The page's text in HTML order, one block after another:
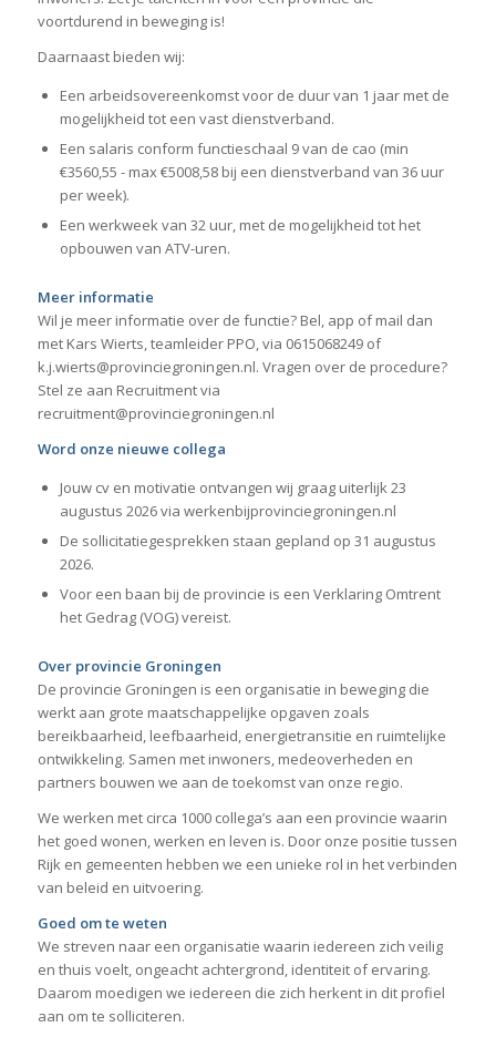
voortdurend in beweging is!
Daarnaast bieden wij:
Een arbeidsovereenkomst voor de duur van 1 jaar met de
mogelijkheid tot een vast dienstverband.
Een salaris conform functieschaal 9 van de cao (min
€3560,55 - max €5008,58 bij een dienstverband van 36 uur
per week).
Een werkweek van 32 uur, met de mogelijkheid tot het
opbouwen van ATV-uren.
Meer informatie
Wil je meer informatie over de functie? Bel, app of mail dan
met Kars Wierts, teamleider PPO, via 0615068249 of
k.j.wierts@provinciegroningen.nl. Vragen over de procedure?
Stel ze aan Recruitment via
recruitment@provinciegroningen.nl
Word onze nieuwe collega
Jouw cv en motivatie ontvangen wij graag uiterlijk 23
augustus 2026 via werkenbijprovinciegroningen.nl
De sollicitatiegesprekken staan gepland op 31 augustus
2026.
Voor een baan bij de provincie is een Verklaring Omtrent
het Gedrag (VOG) vereist.
Over provincie Groningen
De provincie Groningen is een organisatie in beweging die
werkt aan grote maatschappelijke opgaven zoals
bereikbaarheid, leefbaarheid, energietransitie en ruimtelijke
ontwikkeling. Samen met inwoners, medeoverheden en
partners bouwen we aan de toekomst van onze regio.
We werken met circa 1000 collega’s aan een provincie waarin
het goed wonen, werken en leven is. Door onze positie tussen
Rijk en gemeenten hebben we een unieke rol in het verbinden
van beleid en uitvoering.
Goed om te weten
We streven naar een organisatie waarin iedereen zich veilig
en thuis voelt, ongeacht achtergrond, identiteit of ervaring.
Daarom moedigen we iedereen die zich herkent in dit profiel
aan om te solliciteren.